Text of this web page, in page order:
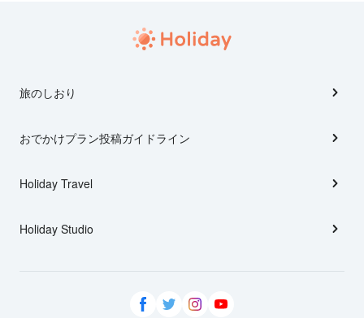
旅のしおり
おでかけプラン投稿ガイドライン
Holiday Travel
Holiday Studio